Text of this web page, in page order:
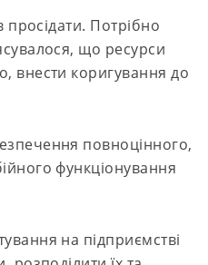
просідати. Потрібно
що ресурси
внести коригування до
повноцінного,
функціонування
на підприємстві